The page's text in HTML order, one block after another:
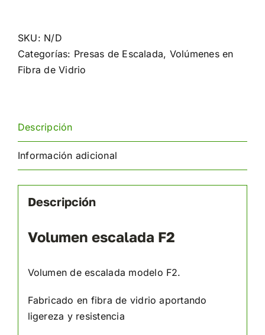
cantidad
SKU: N/D
Categorías: Presas de Escalada, Volúmenes en
Fibra de Vidrio
Descripción
Información adicional
Descripción
Volumen escalada F2
Volumen de escalada modelo F2.
Fabricado en fibra de vidrio aportando
ligereza y resistencia